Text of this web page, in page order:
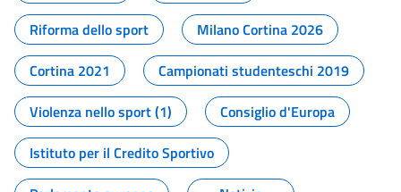
Riforma dello sport
Milano Cortina 2026
Cortina 2021
Campionati studenteschi 2019
Violenza nello sport (1)
Consiglio d'Europa
Istituto per il Credito Sportivo